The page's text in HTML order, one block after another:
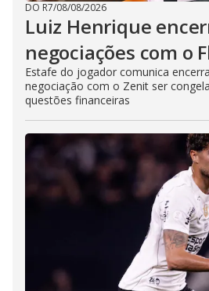
DO R7/08/08/2026
Luiz Henrique
negociações com o
Estafe do jogador comunica
negociação com o Zenit ser
questões financeiras